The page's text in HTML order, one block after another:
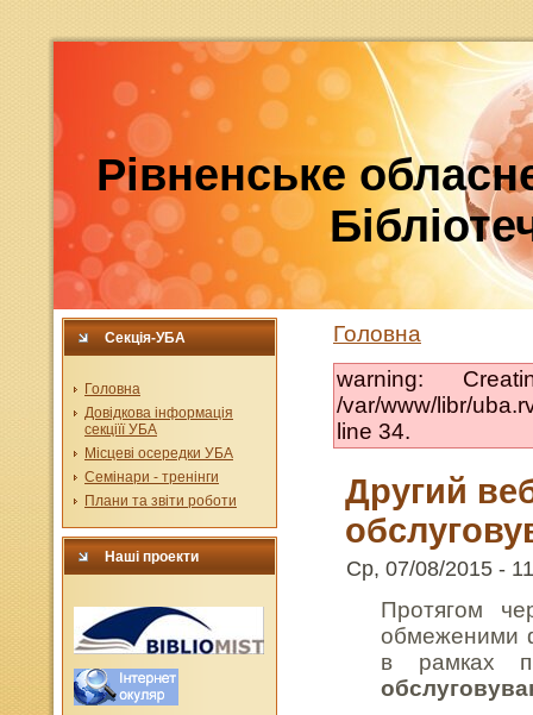
Рівненське
Секція-УБА
Головна
Довідкова інформація
секціїї УБА
Місцеві осередки УБА
Семінари - тренінги
Плани та звіти роботи
Наші проекти
Головна
warning:
/var/www/libr/
line 34.
Другий
Ср, 07/08/2015 -
Протягом
обмеженими
в рамках